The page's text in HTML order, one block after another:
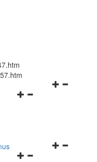
Navigationsmenü
Navigationsmenü